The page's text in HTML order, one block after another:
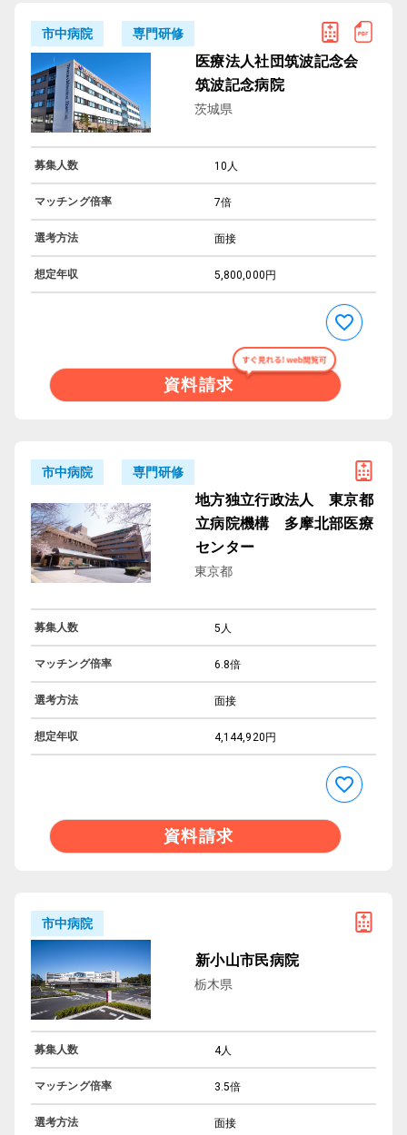
市中病院 専門研修
医療法人社団筑波記念会
筑波記念病院
茨城県
募集人数 10人
マッチング倍率 7倍
選考方法 面接
想定年収 5,800,000円
資料請求
市中病院 専門研修
地方独立行政法人 東京都
立病院機構 多摩北部医療
センター
東京都
募集人数 5人
マッチング倍率 6.8倍
選考方法 面接
想定年収 4,144,920円
資料請求
市中病院
新小山市民病院
栃木県
募集人数 4人
マッチング倍率 3.5倍
選考方法 面接